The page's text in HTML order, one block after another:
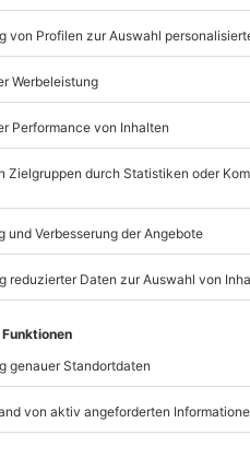
immer:Unsere